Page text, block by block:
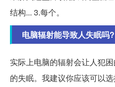
结构... 3.每个。
电脑辐射能导致人失眠吗?
实际上电脑的辐射会让人犯
的失眠。我建议你应该可以